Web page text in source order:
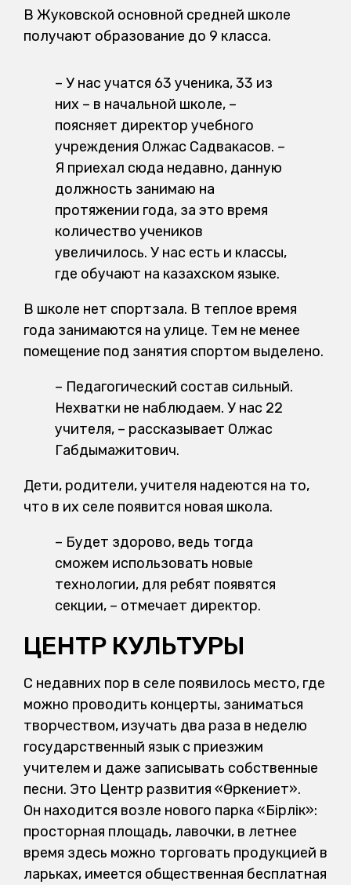
В Жуковской основной средней школе
получают образование до 9 класса.
– У нас учатся 63 ученика, 33 из
них – в начальной школе, –
поясняет директор учебного
учреждения Олжас Садвакасов. –
Я приехал сюда недавно, данную
должность занимаю на
протяжении года, за это время
количество учеников
увеличилось. У нас есть и классы,
где обучают на казахском языке.
В школе нет спортзала. В теплое время
года занимаются на улице. Тем не менее
помещение под занятия спортом выделено.
– Педагогический состав сильный.
Нехватки не наблюдаем. У нас 22
учителя, – рассказывает Олжас
Габдымажитович.
Дети, родители, учителя надеются на то,
что в их селе появится новая школа.
– Будет здорово, ведь тогда
сможем использовать новые
технологии, для ребят появятся
секции, – отмечает директор.
ЦЕНТР КУЛЬТУРЫ
С недавних пор в селе появилось место, где
можно проводить концерты, заниматься
творчеством, изучать два раза в неделю
государственный язык с приезжим
учителем и даже записывать собственные
песни. Это Центр развития «Өркениет».
Он находится возле нового парка «Бірлік»:
просторная площадь, лавочки, в летнее
время здесь можно торговать продукцией в
ларьках, имеется общественная бесплатная